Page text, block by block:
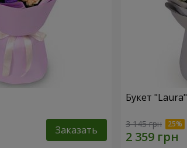
Заказать
Букет "Laura"
3 145 грн